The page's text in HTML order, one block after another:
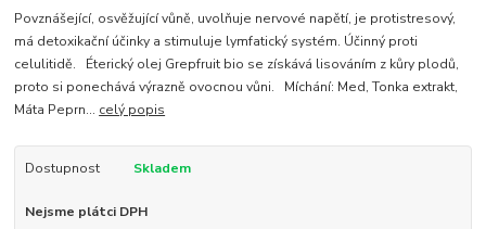
Povznášející, osvěžující vůně, uvolňuje nervové napětí, je protistresový,
má detoxikační účinky a stimuluje lymfatický systém. Účinný proti
celulitidě. Éterický olej Grepfruit bio se získává lisováním z kůry plodů,
proto si ponechává výrazně ovocnou vůni. Míchání: Med, Tonka extrakt,
Máta Peprn... celý popis
Dostupnost Skladem
Nejsme plátci DPH